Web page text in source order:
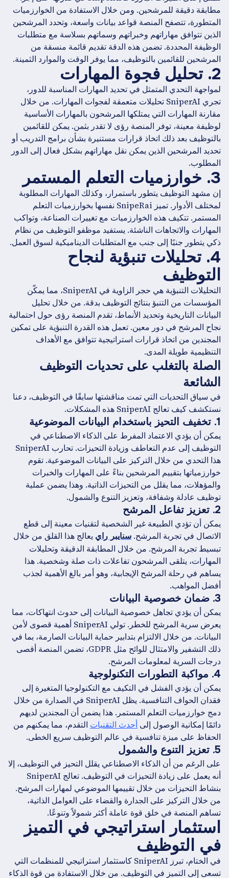
مطابقة دقيقة للمرشحين. ومن خلال الاستفادة من الخوارزميات
المتطورة، تتصفح المنصة قواعد بيانات واسعة، وتحدد المرشحين
الذين تتوافق مهاراتهم وخبراتهم وسماتهم بسلاسة مع متطلبات
الوظيفة المحددة. تضمن هذه الدقة تقديم قائمة منسقة من
المرشحين للقائمين بالتوظيف، مما يوفر الوقت والموارد الثمينة.
2. تحليل فجوة المهارات
لمواجهة التحدي المتمثل في تحديد المهارات المناسبة للدور،
تجري SniperAI تحليلات متعمقة لفجوات المهارات. من خلال
مقارنة المهارات التي يمتلكها المرشحون بالمهارات الأساسية
لوظيفة معينة، توفر المنصة رؤى لا تقدر بثمن. يمكن للقائمين
بالتوظيف بعد ذلك اتخاذ قرارات مستنيرة بشأن برامج التدريب أو
تحديد المرشحين الذين يمكن نقل مهاراتهم بشكل فعال إلى الدور
المطلوب.
3. خوارزميات التعلم المستمر
إن مشهد التوظيف يتطور باستمرار، وكذلك المهارات المطلوبة
لمختلف الأدوار. تميز SnipeRai نفسها بخوارزميات التعلم
المستمر. تتكيف هذه الخوارزميات مع تغييرات الصناعة، وتواكب
المهارات والاتجاهات الناشئة. يستفيد موظفو التوظيف من نظام
ذكي يتطور جنبًا إلى جنب مع المتطلبات الديناميكية لسوق العمل.
4. تحليلات تنبؤية لنجاح
التوظيف
التحليلات التنبؤية هي حجر الزاوية في SniperAI، مما يمكّن
المؤسسات من التنبؤ بنتائج التوظيف بدقة. من خلال تحليل
البيانات التاريخية وتحديد الأنماط، تقدم المنصة رؤى حول احتمالية
نجاح المرشح في دور معين. تعمل هذه القدرة التنبؤية على تمكين
المجندين من اتخاذ قرارات استراتيجية تتوافق مع الأهداف
التنظيمية طويلة المدى.
الصلة بالتغلب على تحديات التوظيف
الشائعة
في سياق التحديات التي تمت مناقشتها سابقًا في التوظيف، دعنا
نستكشف كيف تعالج SniperAI هذه المشكلات.
يمكن أن يؤدي الاعتماد المفرط على الذكاء الاصطناعي في
التوظيف إلى عدم التعاطف وزيادة التحيزات. تحارب SniperAI
هذا التحدي من خلال التركيز على البيانات الموضوعية. تقوم
خوارزمياتها بتقييم المرشحين بناءً على المهارات والخبرات
والمؤهلات، مما يقلل من التحيزات الذاتية. وهذا يضمن عملية
توظيف عادلة وشفافة، وتعزيز التنوع والشمول.
يمكن أن تؤدي الطبيعة غير الشخصية لتقنيات معينة إلى قطع
الاتصال في تجربة المرشح.سنايبر راييعالج هذا القلق من خلال
تبسيط تجربة المرشح. من خلال المطابقة الدقيقة وتحليلات
المهارات، يتلقى المرشحون تفاعلات ذات صلة وشخصية. هذا
يساهم في رحلة المرشح الإيجابية، وهو أمر بالغ الأهمية لجذب
أفضل المواهب.
يمكن أن يؤدي تجاهل خصوصية البيانات إلى حدوث انتهاكات، مما
يعرض سرية المرشح للخطر. تولي SniperAI أهمية قصوى لأمن
البيانات. من خلال الالتزام بتدابير حماية البيانات الصارمة، بما في
ذلك التشفير والامتثال للوائح مثل GDPR، تضمن المنصة أقصى
درجات السرية لمعلومات المرشح.
يمكن أن يؤدي الفشل في التكيف مع التكنولوجيا المتغيرة إلى
فقدان الحواف التنافسية. يظل SniperAI في الصدارة من خلال
دمج خوارزميات التعلم المستمر. هذا يضمن أن المجندين لديهم
دائمًا إمكانية الوصول إلىأحدث التقنياتالتقدم، مما يمكنهم من
الحفاظ على ميزة تنافسية في عالم التوظيف سريع الخطى.
على الرغم من أن الذكاء الاصطناعي يقلل التحيز في التوظيف، إلا
أنه يعمل على زيادة التحيزات في التوظيف. تعالج SniperAI
بنشاط التحيزات من خلال تقييمها الموضوعي لمهارات المرشح.
من خلال التركيز على الجدارة والقضاء على العوامل الذاتية،
تساهم المنصة في خلق قوة عاملة أكثر شمولاً وتنوعًا.
استثمار استراتيجي في التميز
في التوظيف
في الختام، تبرز SniperAI كاستثمار استراتيجي للمنظمات التي
تسعى إلى التميز في التوظيف. من خلال الاستفادة من قوة الذكاء